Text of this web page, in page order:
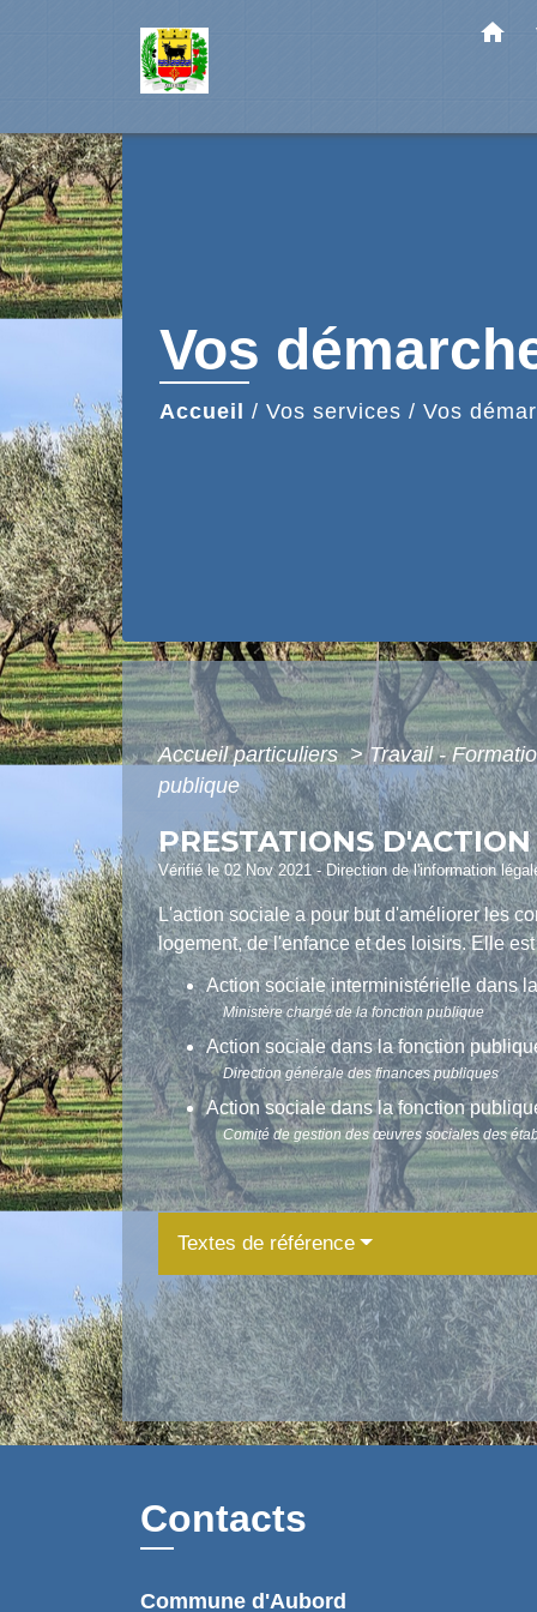
home
Vos
Accueil / Vos services / Vos
Accueil particuliers> Travail -
publique
PRESTATIONS
Vérifié le 02 Nov 2021 - Direction de l'information
L'action sociale a pour but d'améliorer les
logement, de l'enfance et des loisirs. Elle
Action sociale interministérielle dans
Ministère chargé de la fonction publique
Action sociale dans la fonction
Direction générale des finances publiques
Action sociale dans la fonction
Comité de gestion des œuvres sociales des
Textes de référence
Contacts
Commune d'Aubord